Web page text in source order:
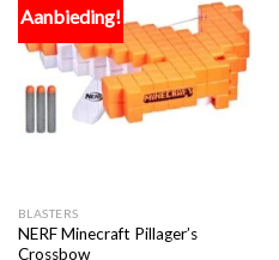
Aanbieding!
Toevoegen
aan
verlanglijst
BLASTERS
NERF Minecraft Pillager’s
Crossbow